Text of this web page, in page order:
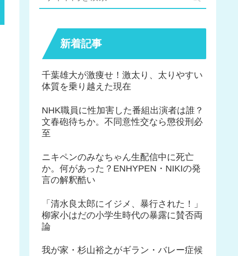
新着記事
千葉雄大が激痩せ！激太り、太りやすい
体質を乗り越えた現在
NHK職員に性加害した番組出演者は誰？
文春砲待ちか。不同意性交なら懲役刑必
至
ニキペンのみなちゃん生配信中に死亡
か。何があった？ENHYPEN・NIKIの発
言の解釈酷い
「清水良太郎にイジメ、暴行された！」
柳家小はだの小学生時代の暴露に賛否両
論
我が家・杉山裕之がギラン・バレー症候